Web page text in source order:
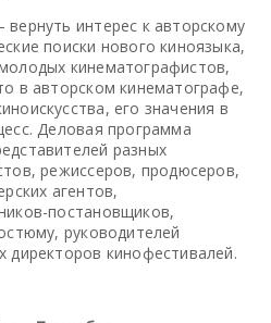
интерес к авторскому
поиски нового киноязыка,
кинематографистов,
в авторском кинематографе,
его значения в
Деловая программа
разных
режиссеров, продюсеров,
агентов,
постановщиков,
руководителей
директоров кинофестивалей.